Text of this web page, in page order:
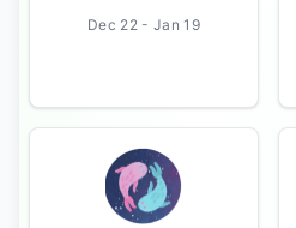
Dec 22 - Jan 19